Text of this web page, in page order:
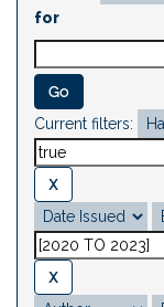
for
Current filters: